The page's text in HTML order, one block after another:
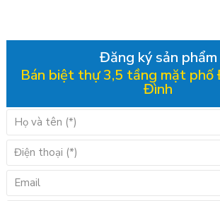
Đăng ký sản phẩm
Bán biệt thự 3,5 tầng mặt phố
Đình